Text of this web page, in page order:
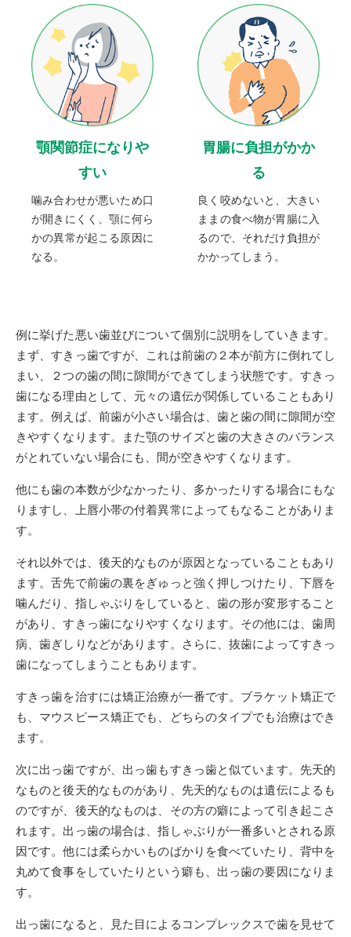
顎関節症になりや
すい
噛み合わせが悪いため口
が開きにくく、顎に何ら
かの異常が起こる原因に
なる。
胃腸に負担がかか
る
良く咬めないと、大きい
ままの食べ物が胃腸に入
るので、それだけ負担が
かかってしまう。
例に挙げた悪い歯並びについて個別に説明をしていきます。
まず、すきっ歯ですが、これは前歯の２本が前方に倒れてし
まい、２つの歯の間に隙間ができてしまう状態です。すきっ
歯になる理由として、元々の遺伝が関係していることもあり
ます。例えば、前歯が小さい場合は、歯と歯の間に隙間が空
きやすくなります。また顎のサイズと歯の大きさのバランス
がとれていない場合にも、間が空きやすくなります。
他にも歯の本数が少なかったり、多かったりする場合にもな
りますし、上唇小帯の付着異常によってもなることがありま
す。
それ以外では、後天的なものが原因となっていることもあり
ます。舌先で前歯の裏をぎゅっと強く押しつけたり、下唇を
噛んだり、指しゃぶりをしていると、歯の形が変形すること
があり、すきっ歯になりやすくなります。その他には、歯周
病、歯ぎしりなどがあります。さらに、抜歯によってすきっ
歯になってしまうこともあります。
すきっ歯を治すには矯正治療が一番です。ブラケット矯正で
も、マウスピース矯正でも、どちらのタイプでも治療はでき
ます。
次に出っ歯ですが、出っ歯もすきっ歯と似ています。先天的
なものと後天的なものがあり、先天的なものは遺伝によるも
のですが、後天的なものは、その方の癖によって引き起こさ
れます。出っ歯の場合は、指しゃぶりが一番多いとされる原
因です。他には柔らかいものばかりを食べていたり、背中を
丸めて食事をしていたりという癖も、出っ歯の要因になりま
す。
出っ歯になると、見た目によるコンプレックスで歯を見せて